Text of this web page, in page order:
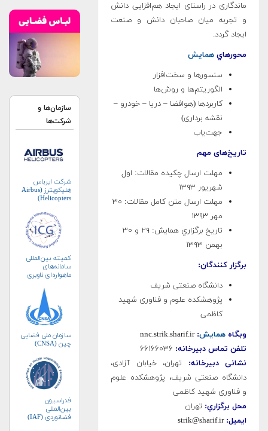
ماندگاری در راستای ایجاد هم‌افزایی دانش
و تجربه میان صاحبان دانش و صنعت
ایجاد گردد.
محورهاي همايش
سنسورها و سخت‌افزار
الگوریتم‌ها و روش‌ها
کاربردها (هوافضا – دریا – خودرو –
نقشه برداری)
جهت‌یاب
تاریخ‌های مهم
مهلت ارسال چكيده مقالات: اول
شهریور ۱۳۹۳
مهلت ارسال متن كامل مقالات: ۳۰
مهر ۱۳۹۳
تاريخ برگزاري همايش: ۲۹ و ۳۰
بهمن ۱۳۹۳
برگزار كنندگان:
دانشگاه صنعتی شریف
پژوهشکده علوم و فناوری شهید
کاظمی
وبگاه همايش:
nnc.strik.sharif.ir
تلفن تماس دبيرخانه:
نشانی دبيرخانه: تهران، خیابان آزادی،
دانشگاه صنعتی شریف، پژوهشکده علوم
و فناوری شهید کاظمی
محل برگزاري: تهران
ایمیل: strik@sharif.ir
سازمان‌ها و
شرکت‌ها
شرکت ایرباس
هلیکوپترز (Airbus
Helicopters)
کمیته بین‌المللی
سامانه‌های
ماهواره‌ای ناوبری
سازمان ملی فضایی
چین (CNSA)
فدراسیون
بین‌المللی
فضانوردی (IAF)